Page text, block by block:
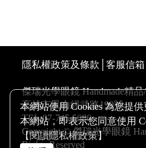
本網站使用 Cookies 為您提
本網站，即表示您同意使用
【閱讀隱私權政策】
隱私權政策及條款 客服信箱
傑瑞光學眼鏡 Handmade精
高雄市鳳山經武路199號
TEL:07-745 5686
Copyright © 傑瑞光學眼鏡
Rights Reserved